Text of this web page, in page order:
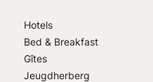
Hotels
Bed & Breakfast
Gîtes
Jeugdherberg